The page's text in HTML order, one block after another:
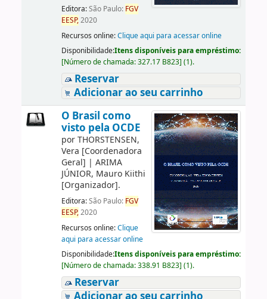
Editora:São Paulo: FGV
EESP,2020
Recursos online:Clique aqui para acessar online
Disponibilidade:Itens disponíveis para empréstimo:
[Número de chamada:327.17 B823] (1).
Reservar
Adicionar ao seu carrinho
O Brasil como
visto pela OCDE
porTHORSTENSEN,
Vera [Coordenadora
Geral] | ARIMA
JÚNIOR, Mauro Kiithi
[Organizador].
Editora:São Paulo: FGV
EESP,2020
Recursos online:Clique
aqui para acessar online
Disponibilidade:Itens disponíveis para empréstimo:
[Número de chamada:338.91 B823] (1).
Reservar